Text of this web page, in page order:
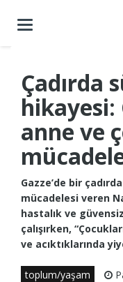
Menüyü
Çadırda
hikayesi:
anne ve
Gazze’de bir
mücadelesi veren
hastalık ve
çalışırken,
ve acıktıklarında
toplum/yaşam